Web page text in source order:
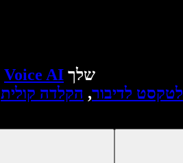
Voice AI שלך
לטקסט לדיבור, הקלדה קולית